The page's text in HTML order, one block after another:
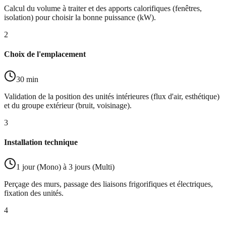
Calcul du volume à traiter et des apports calorifiques (fenêtres,
isolation) pour choisir la bonne puissance (kW).
2
Choix de l'emplacement
30 min
Validation de la position des unités intérieures (flux d'air, esthétique)
et du groupe extérieur (bruit, voisinage).
3
Installation technique
1 jour (Mono) à 3 jours (Multi)
Perçage des murs, passage des liaisons frigorifiques et électriques,
fixation des unités.
4